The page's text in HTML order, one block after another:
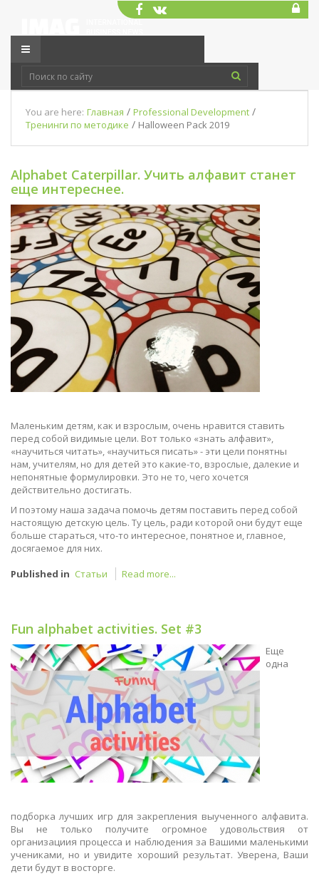
You are here: Главная / Professional Development /
Тренинги по методике / Halloween Pack 2019
Alphabet Caterpillar. Учить алфавит станет
еще интереснее.
Маленьким детям, как и взрослым, очень нравится ставить
перед собой видимые цели. Вот только «знать алфавит»,
«научиться читать», «научиться писать» - эти цели понятны
нам, учителям, но для детей это какие-то, взрослые, далекие и
непонятные формулировки. Это не то, чего хочется
действительно достигать.
И поэтому наша задача помочь детям поставить перед собой
настоящую детскую цель. Ту цель, ради которой они будут еще
больше стараться, что-то интересное, понятное и, главное,
досягаемое для них.
Published in Статьи Read more...
Fun alphabet activities. Set #3
Еще
одна
подборка лучших игр для закрепления выученного алфавита.
Вы не только получите огромное удовольствия от
организациия процесса и наблюдения за Вашими маленькими
учениками, но и увидите хороший результат. Уверена, Ваши
дети будут в восторге.